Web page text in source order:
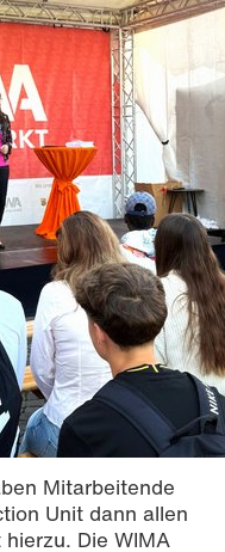
Mitarbeitende
Unit dann allen
Die WIMA